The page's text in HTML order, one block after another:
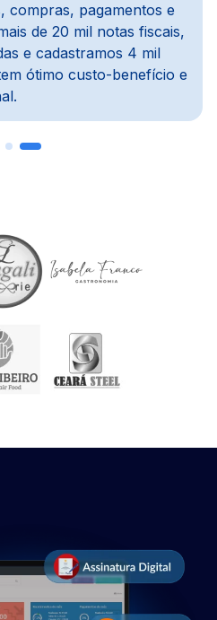
O módulo de pedidos
de compras é um
importa notas, concilia
todo o processo.